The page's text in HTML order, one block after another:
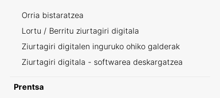
Orria bistaratzea
Lortu / Berritu ziurtagiri digitala
Ziurtagiri digitalen inguruko ohiko galderak
Ziurtagiri digitala - softwarea deskargatzea
Prentsa